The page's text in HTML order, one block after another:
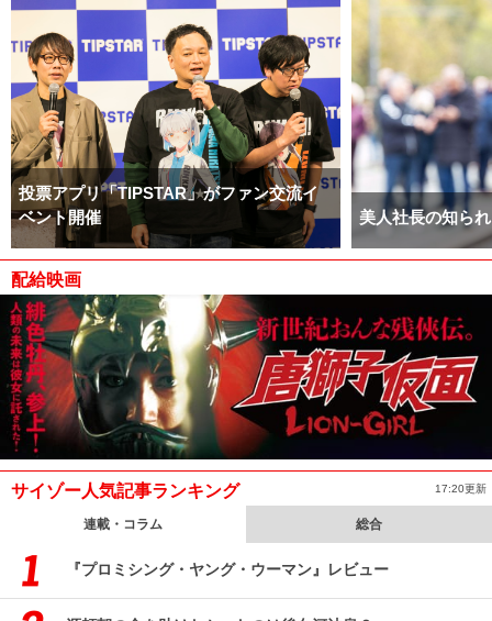
投票アプリ「TIPSTAR」がファン交流イ
ベント開催
美人社長の知ら
配給映画
サイゾー人気記事ランキング 17:20更新
連載・コラム 総合
『プロミシング・ヤング・ウーマン』レビュー